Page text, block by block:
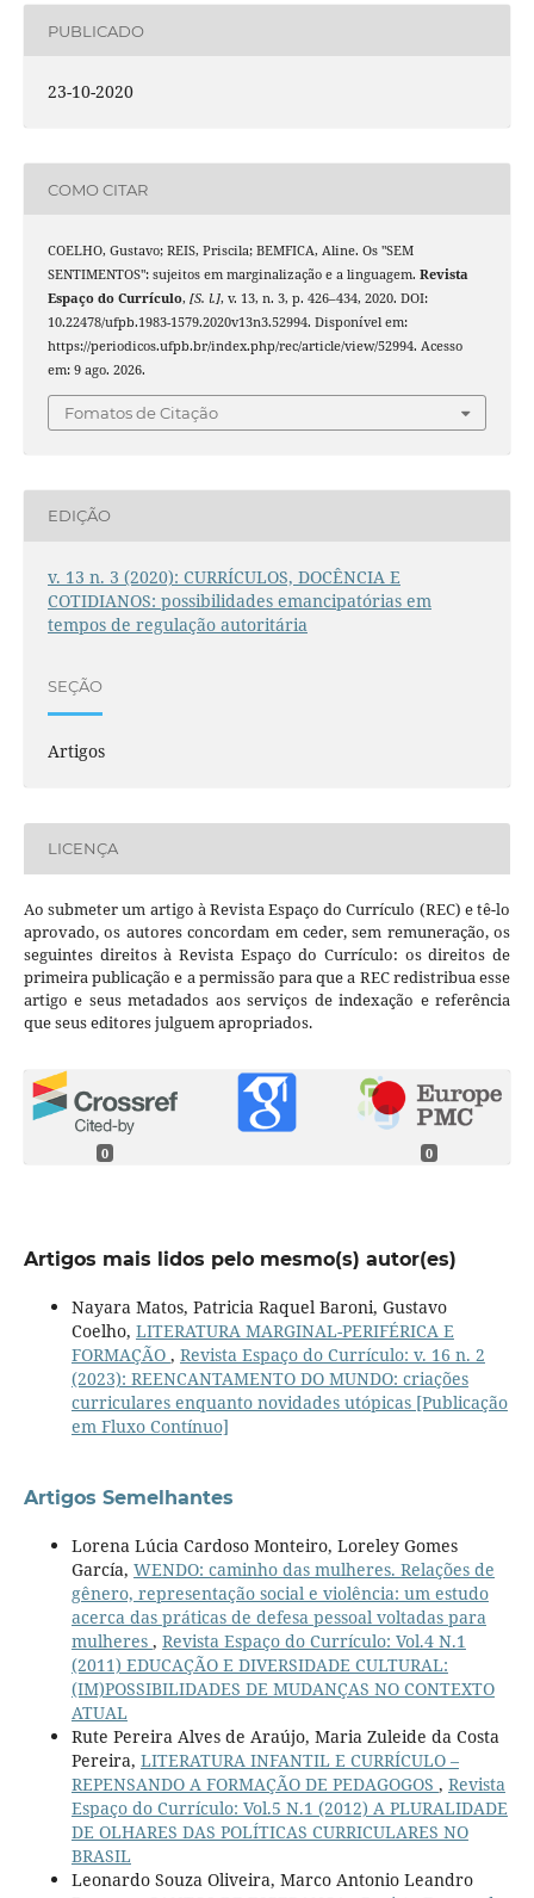
PUBLICADO
23-10-2020
COMO CITAR
COELHO, Gustavo; REIS, Priscila; BEMFICA, Aline. Os "SEM
SENTIMENTOS": sujeitos em marginalização e a linguagem. Revista
Espaço do Currículo, [S. l.], v. 13, n. 3, p. 426–434, 2020. DOI:
10.22478/ufpb.1983-1579.2020v13n3.52994. Disponível em:
https://periodicos.ufpb.br/index.php/rec/article/view/52994. Acesso
em: 9 ago. 2026.
Fomatos de Citação
EDIÇÃO
v. 13 n. 3 (2020): CURRÍCULOS, DOCÊNCIA E
COTIDIANOS: possibilidades emancipatórias em
tempos de regulação autoritária
SEÇÃO
Artigos
LICENÇA
Ao submeter um artigo à Revista Espaço do Currículo (REC) e tê-lo
aprovado, os autores concordam em ceder, sem remuneração, os
seguintes direitos à Revista Espaço do Currículo: os direitos de
primeira publicação e a permissão para que a REC redistribua esse
artigo e seus metadados aos serviços de indexação e referência
que seus editores julguem apropriados.
0 0
Artigos mais lidos pelo mesmo(s) autor(es)
Nayara Matos, Patricia Raquel Baroni, Gustavo
Coelho, LITERATURA MARGINAL-PERIFÉRICA E
FORMAÇÃO , Revista Espaço do Currículo: v. 16 n. 2
(2023): REENCANTAMENTO DO MUNDO: criações
curriculares enquanto novidades utópicas [Publicação
em Fluxo Contínuo]
Artigos Semelhantes
Lorena Lúcia Cardoso Monteiro, Loreley Gomes
García, WENDO: caminho das mulheres. Relações de
gênero, representação social e violência: um estudo
acerca das práticas de defesa pessoal voltadas para
mulheres , Revista Espaço do Currículo: Vol.4 N.1
(2011) EDUCAÇÃO E DIVERSIDADE CULTURAL:
(IM)POSSIBILIDADES DE MUDANÇAS NO CONTEXTO
ATUAL
Rute Pereira Alves de Araújo, Maria Zuleide da Costa
Pereira, LITERATURA INFANTIL E CURRÍCULO –
REPENSANDO A FORMAÇÃO DE PEDAGOGOS , Revista
Espaço do Currículo: Vol.5 N.1 (2012) A PLURALIDADE
DE OLHARES DAS POLÍTICAS CURRICULARES NO
BRASIL
Leonardo Souza Oliveira, Marco Antonio Leandro